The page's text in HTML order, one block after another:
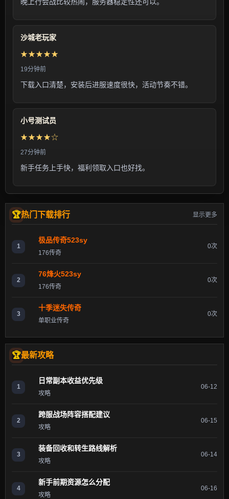
沙城老玩家
★★★★★
19分钟前
下载入口清楚，安装后进服速度很快，活动节奏不错。
小号测试员
★★★★☆
27分钟前
新手任务上手快，福利领取入口也好找。
热门下载排行 显示更多
1
极品传奇523sy
176传奇
0次
2
76烽火523sy
176传奇
0次
3
十季迷失传奇
单职业传奇
0次
最新攻略
1
日常副本收益优先级
攻略
06-12
2
跨服战场阵容搭配建议
攻略
06-15
3
装备回收和转生路线解析
攻略
06-14
4
新手前期资源怎么分配
攻略
06-16